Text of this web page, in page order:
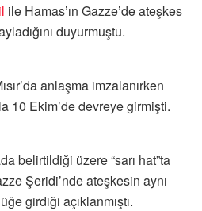
ile Hamas’ın Gazze’de ateşkes
duyurmuştu.
anlaşma imzalanırken
10 Ekim’de devreye girmişti.
belirtildiği üzere “sarı hat”ta
Şeridi’nde ateşkesin aynı
girdiği açıklanmıştı.